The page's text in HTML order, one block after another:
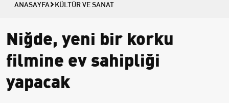
ANASAYFA KÜLTÜR VE SANAT
Niğde, yeni bir korku
filmine ev sahipliği
yapacak